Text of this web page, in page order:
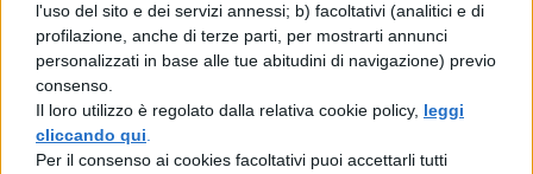
l'uso del sito e dei servizi annessi; b) facoltativi (analitici e di
profilazione, anche di terze parti, per mostrarti annunci
personalizzati in base alle tue abitudini di navigazione) previo
consenso.
Il loro utilizzo è regolato dalla relativa cookie policy, leggi
cliccando qui
Per il consenso ai cookies facoltativi puoi accettarli tutti
TI POTREBBE INTERESSARE